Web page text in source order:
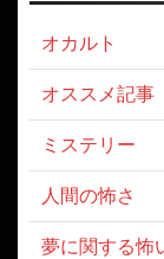
オカルト
オススメ記事
ミステリー
人間の怖さ
夢に関する怖